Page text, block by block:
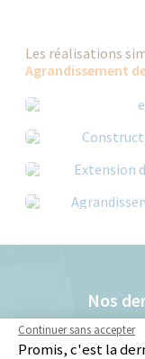
Les réalisations
Agrandissement
Nos
Continuer sans accepter
Promis, c'est la